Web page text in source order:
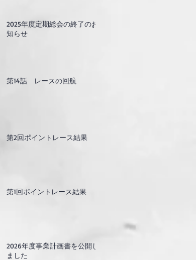
2025年度定期総会の終了のお
知らせ
第14話 レースの回航
第2回ポイントレース結果
第1回ポイントレース結果
2026年度事業計画書を公開し
ました